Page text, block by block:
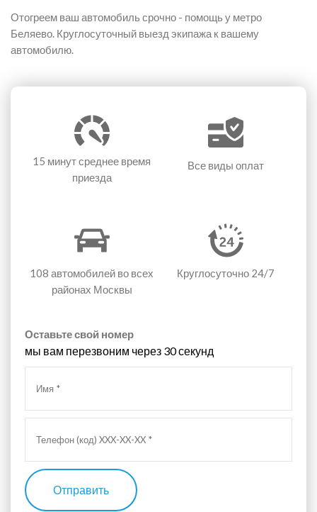
Отогреем ваш автомобиль срочно - помощь у метро
Беляево. Круглосуточный выезд экипажа к вашему
автомобилю.
15 минутсреднее время
приезда
Все виды оплат
108 автомобилей во всех
районах Москвы
Круглосуточно 24/7
Оставьте свой номер
мы вам перезвоним через 30 секунд
Отправить